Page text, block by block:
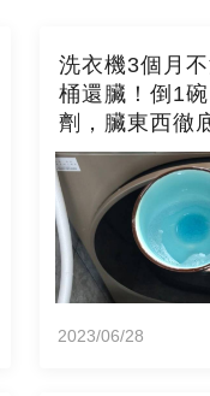
洗衣機3個月
桶還臟！倒1
劑，臟東西徹
2023/06/28